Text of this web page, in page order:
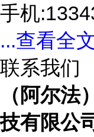
手机
...查看全
联系我们
（阿尔
技有限公